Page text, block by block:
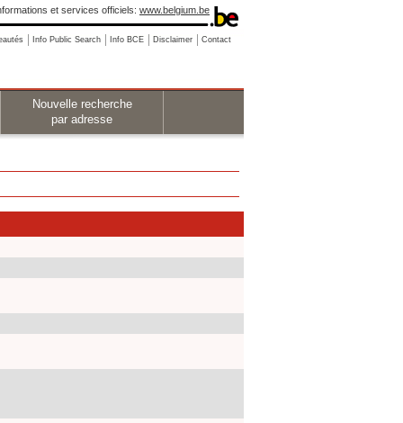
et services officiels: www.belgium.be
Info Public Search Info BCE Disclaimer Contact
Nouvelle recherche
par adresse